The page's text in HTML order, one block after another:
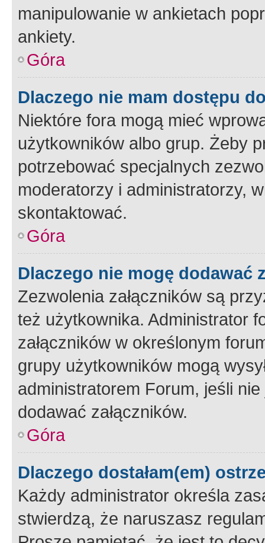
manipulowanie w ankietach
ankiety.
Góra
Dlaczego nie mam dostępu
Niektóre fora mogą mieć
użytkowników albo grup. Żeby
potrzebować specjalnych
moderatorzy i administratorzy,
skontaktować.
Góra
Dlaczego nie mogę dodawać
Zezwolenia załączników są
też użytkownika. Administrator
załączników w określonym
grupy użytkowników mogą
administratorem Forum, jeśli
dodawać załączników.
Góra
Dlaczego dostałam(em)
Każdy administrator określa
stwierdzą, że naruszasz